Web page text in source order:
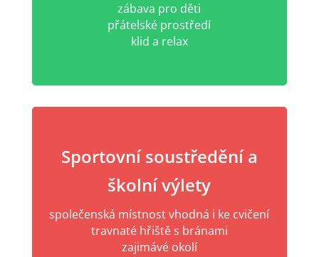
zábava pro děti
přátelské prostředí
klid a relax
Sportovní soustředění a
školní výlety
společenská místnost vhodná i ke cvičení
travnaté hřiště s bránami
zajimávé okolí